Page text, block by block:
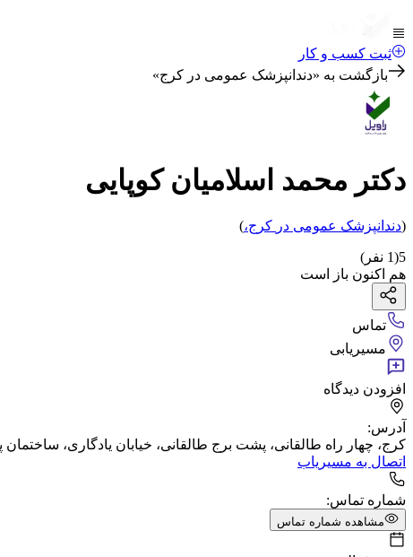
ثبت کسب و کار
بازگشت به «دندانپزشک عمومی در کرج»
دکتر محمد اسلامیان کوپایی
(دندانپزشک عمومی در کرج،)
5
(
1 نفر)
هم اکنون باز است
تماس
مسیریابی
افزودن دیدگاه
آدرس:
کرج، چهار راه طالقانی، پشت برج طالقانی، خیابان یادگاری، ساختمان
اتصال به مسیریاب
شماره تماس:
مشاهده شماره تماس